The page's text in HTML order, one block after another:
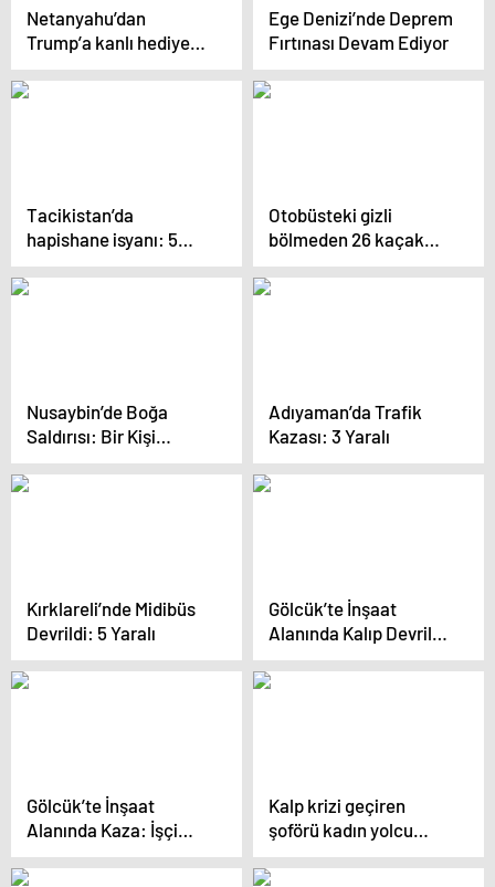
Netanyahu’dan
Trump’a kanlı hediye!
Resmen ölümleri
kutladı
Ege Denizi’nde Deprem
Fırtınası Devam Ediyor
Tacikistan’da
hapishane isyanı: 5
mahkum öldü
Otobüsteki gizli
bölmeden 26 kaçak
göçmen çıktı
Nusaybin’de Boğa
Saldırısı: Bir Kişi
Yaralandı
Adıyaman’da Trafik
Kazası: 3 Yaralı
Kırklareli’nde Midibüs
Devrildi: 5 Yaralı
Gölcük’te İnşaat
Alanında Kalıp Devrildi,
İşçi Ağır Yaralandı
Gölcük’te İnşaat
Alanında Kaza: İşçi
Ağır Yaralandı
Kalp krizi geçiren
şoförü kadın yolcu
kurtardı